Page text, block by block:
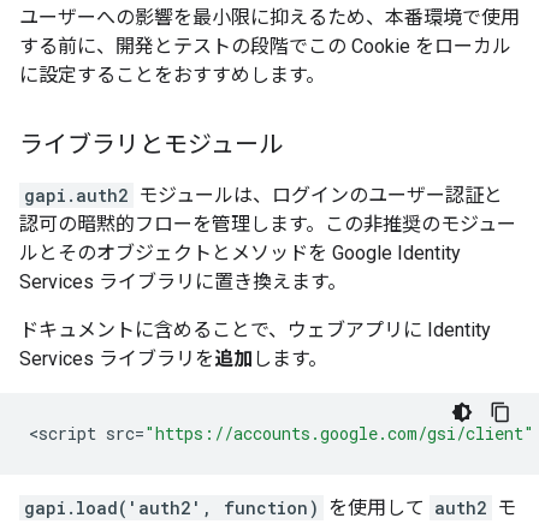
ユーザーへの影響を最小限に抑えるため、本番環境で使用
する前に、開発とテストの段階でこの Cookie をローカル
に設定することをおすすめします。
ライブラリとモジュール
gapi.auth2 モジュールは、ログインのユーザー認証と
認可の暗黙的フローを管理します。この非推奨のモジュー
ルとそのオブジェクトとメソッドを Google Identity
Services ライブラリに置き換えます。
ドキュメントに含めることで、ウェブアプリに Identity
Services ライブラリを追加 します。
<script src="https://accounts.google.com/gsi/client"
gapi.load('auth2', function) を使用して auth2 モ